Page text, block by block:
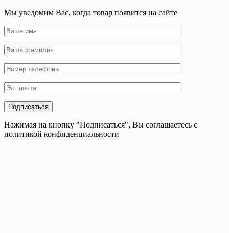
Мы уведомим Вас, когда товар появится на сайте
Нажимая на кнопку "Подписаться", Вы соглашаетесь с
политикой конфиденциальности